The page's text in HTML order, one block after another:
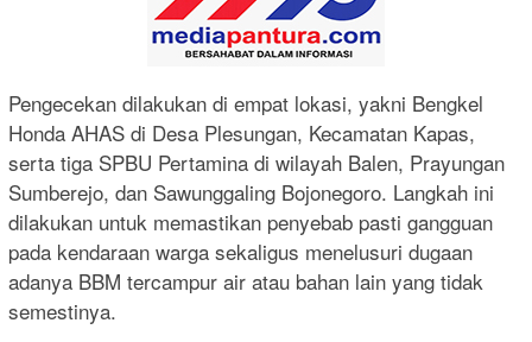
Pengecekan dilakukan di empat lokasi, yakni Bengkel
Honda AHAS di Desa Plesungan, Kecamatan Kapas,
serta tiga SPBU Pertamina di wilayah Balen, Prayungan
Sumberejo, dan Sawunggaling Bojonegoro. Langkah ini
dilakukan untuk memastikan penyebab pasti gangguan
pada kendaraan warga sekaligus menelusuri dugaan
adanya BBM tercampur air atau bahan lain yang tidak
semestinya.